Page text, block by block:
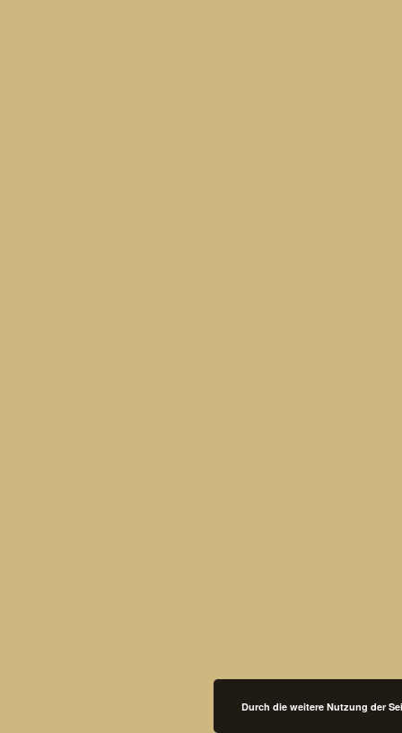
Durch die weitere Nutzung der